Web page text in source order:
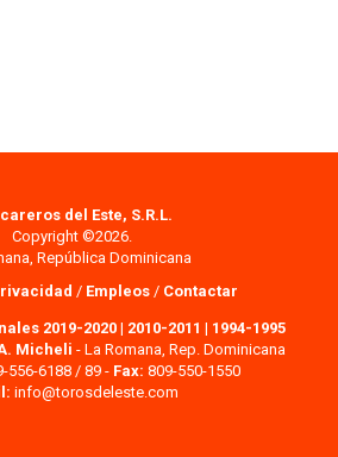
del Este, S.R.L.
Copyright ©2026.
República Dominicana
/ Empleos / Contactar
2019-2020| 2010-2011 | 1994-1995
Micheli - La Romana, Rep. Dominicana
556-6188 / 89 - Fax: 809-550-1550
info@torosdeleste.com